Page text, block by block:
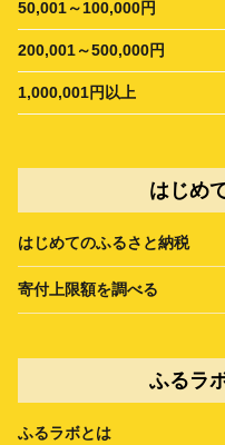
50,001～100,000円
200,001～500,000円
1,000,001円以上
はじめ
はじめてのふるさと納税
寄付上限額を調べる
ふるラ
ふるラボとは